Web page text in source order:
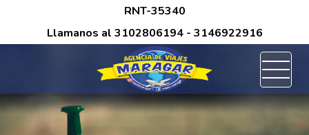
RNT-35340
Llamanos al 3102806194 - 3146922916